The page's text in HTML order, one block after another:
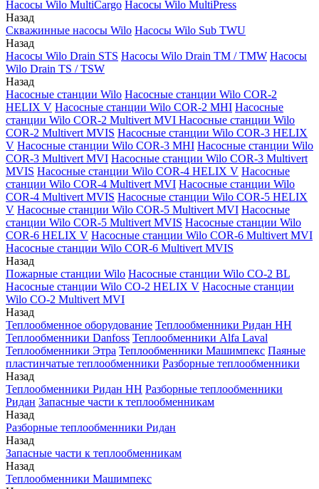
Насосы Wilo MultiCargo Насосы Wilo MultiPress
Назад
Скважинные насосы Wilo Насосы Wilo Sub TWU
Назад
Насосы Wilo Drain STS Насосы Wilo Drain TM / TMW Насосы
Wilo Drain TS / TSW
Назад
Насосные станции Wilo Насосные станции Wilo COR-2
HELIX V Насосные станции Wilo COR-2 MHI Насосные
станции Wilo COR-2 Multivert MVI Насосные станции Wilo
COR-2 Multivert MVIS Насосные станции Wilo COR-3 HELIX
V Насосные станции Wilo COR-3 MHI Насосные станции Wilo
COR-3 Multivert MVI Насосные станции Wilo COR-3 Multivert
MVIS Насосные станции Wilo COR-4 HELIX V Насосные
станции Wilo COR-4 Multivert MVI Насосные станции Wilo
COR-4 Multivert MVIS Насосные станции Wilo COR-5 HELIX
V Насосные станции Wilo COR-5 Multivert MVI Насосные
станции Wilo COR-5 Multivert MVIS Насосные станции Wilo
COR-6 HELIX V Насосные станции Wilo COR-6 Multivert MVI
Насосные станции Wilo COR-6 Multivert MVIS
Назад
Пожарные станции Wilo Насосные станции Wilo CO-2 BL
Насосные станции Wilo CO-2 HELIX V Насосные станции
Wilo CO-2 Multivert MVI
Назад
Теплообменное оборудование Теплообменники Ридан НН
Теплообменники Danfoss Теплообменники Alfa Laval
Теплообменники Этра Теплообменники Машимпекс Паяные
пластинчатые теплообменники Разборные теплообменники
Назад
Теплообменники Ридан НН Разборные теплообменники
Ридан Запасные части к теплообменникам
Назад
Разборные теплообменники Ридан
Назад
Запасные части к теплообменникам
Назад
Теплообменники Машимпекс